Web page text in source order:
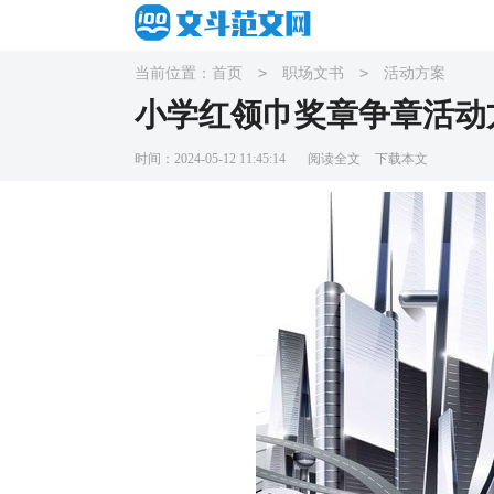
当前位置： 首页 > 职场文书 > 活动方案
小学红领巾奖章争章活动
时间：2024-05-12 11:45:14 阅读全文 下载本文